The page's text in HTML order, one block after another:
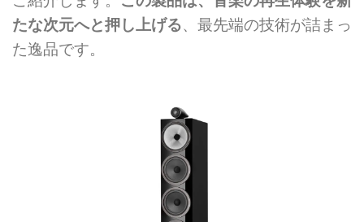
たな次元へと押し上げる、最先端の技術が詰まっ
た逸品です。